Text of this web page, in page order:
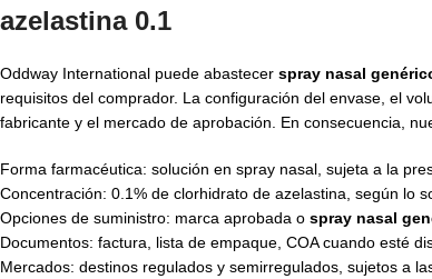
azelastina 0.1
Oddway International puede abastecer spray nasal
requisitos del comprador. La configuración del envase, el
fabricante y el mercado de aprobación. En consecuencia,
Forma farmacéutica: solución en spray nasal, sujeta a la
Concentración: 0.1% de clorhidrato de azelastina, según lo
Opciones de suministro: marca aprobada o spray nasal
Documentos: factura, lista de empaque, COA cuando esté
Mercados: destinos regulados y semirregulados, sujetos a